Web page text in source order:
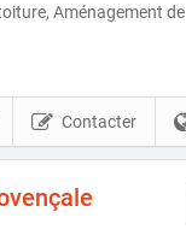
Aménagement de
Contacter